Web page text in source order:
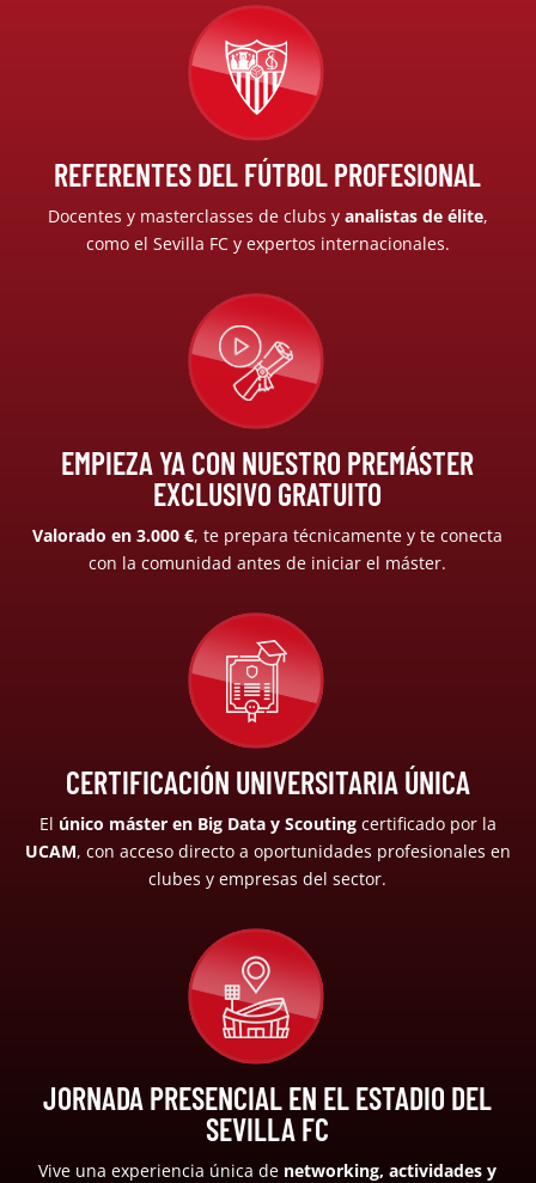
REFERENTES DEL FÚTBOL PROFESIONAL
Docentes y masterclasses de clubs y analistas de élite,
como el Sevilla FC y expertos internacionales.
EMPIEZA YA CON NUESTRO PREMÁSTER
EXCLUSIVO GRATUITO
Valorado en 3.000 €, te prepara técnicamente y te conecta
con la comunidad antes de iniciar el máster.
CERTIFICACIÓN UNIVERSITARIA ÚNICA
El único máster en Big Data y Scoutingcertificado por la
UCAM, con acceso directo a oportunidades profesionales en
clubes y empresas del sector.
JORNADA PRESENCIAL EN EL ESTADIO DEL
SEVILLA FC
Vive una experiencia única de networking, actividades y